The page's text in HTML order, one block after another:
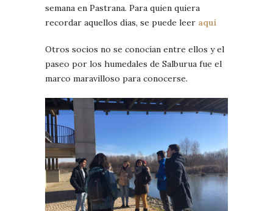
semana en Pastrana. Para quien quiera
recordar aquellos días, se puede leer aquí
Otros socios no se conocían entre ellos y el
paseo por los humedales de Salburua fue el
marco maravilloso para conocerse.